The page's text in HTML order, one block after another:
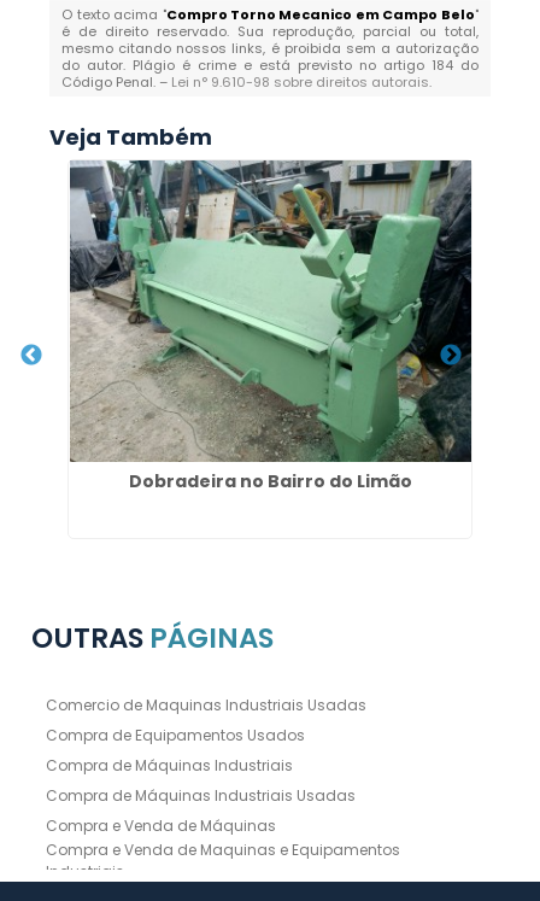
O texto acima "Compro Torno Mecanico em Campo Belo"
é de direito reservado. Sua reprodução, parcial ou total,
mesmo citando nossos links, é proibida sem a autorização
do autor. Plágio é crime e está previsto no artigo 184 do
Código Penal. – Lei n° 9.610-98 sobre direitos autorais.
Veja Também
Dobradeira no Bairro do Limão
OUTRAS PÁGINAS
Comercio de Maquinas Industriais Usadas
Compra de Equipamentos Usados
Compra de Máquinas Industriais
Compra de Máquinas Industriais Usadas
Compra e Venda de Máquinas
Compra e Venda de Maquinas e Equipamentos
Industriais